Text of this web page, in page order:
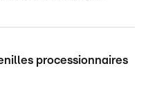
processionnaires